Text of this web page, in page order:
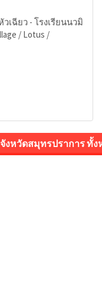
วเฉียว - โรงเรียนนวมิ
/ Lotus /
งหวัดสมุทรปราการ ทั้